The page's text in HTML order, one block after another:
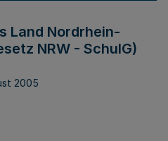
Land Nordrhein-
NRW - SchulG)
2005